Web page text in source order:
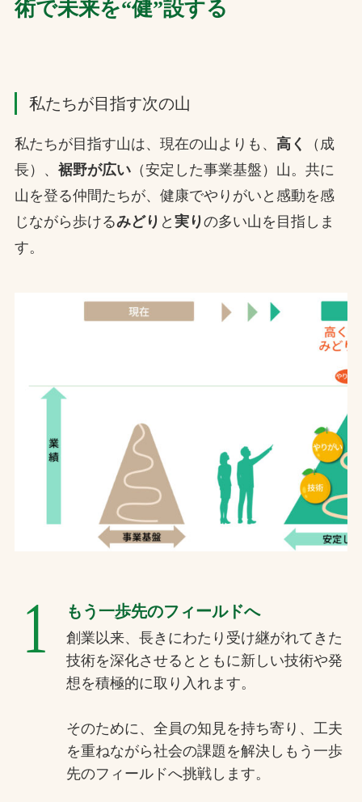
術で未来を“健”設する
私たちが目指す次の山
私たちが目指す山は、現在の山よりも、 高く
（成
長）、 裾野が広い（安定した事業基盤）山。共に
山を登る仲間たちが、健康でやりがいと感動を感
じながら歩けるみどり と 実りの多い山を目指しま
す。
1 もう一歩先のフィールドへ
創業以来、長きにわたり受け継がれてきた
技術を深化させるとともに新しい技術や発
想を積極的に取り入れます。
そのために、全員の知見を持ち寄り、工夫
を重ねながら社会の課題を解決しもう一歩
先のフィールドへ挑戦します。